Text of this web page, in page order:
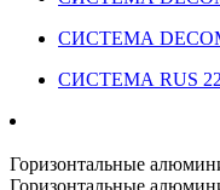
СИСТЕМА
СИСТЕМА RUS
Горизонтальные
Горизонтальные